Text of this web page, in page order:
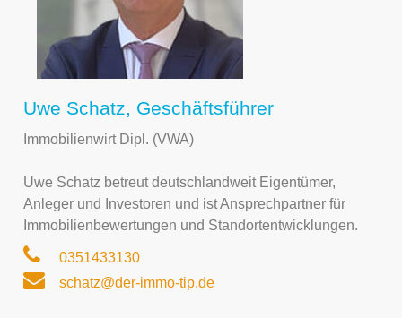
Uwe Schatz, Geschäftsführer
Immobilienwirt Dipl. (VWA)
Uwe Schatz betreut deutschlandweit Eigentümer,
Anleger und Investoren und ist Ansprechpartner für
Immobilienbewertungen und Standortentwicklungen.
0351433130
schatz@der-immo-tip.de